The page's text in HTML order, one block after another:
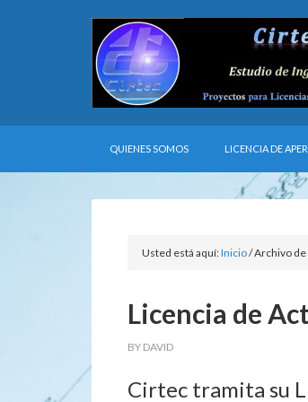
QUIENES SOMOS LICENCIA DE
Usted está aquí:Inicio/Archivo de
Licencia de
BY DAVID
Cirtec tramita su